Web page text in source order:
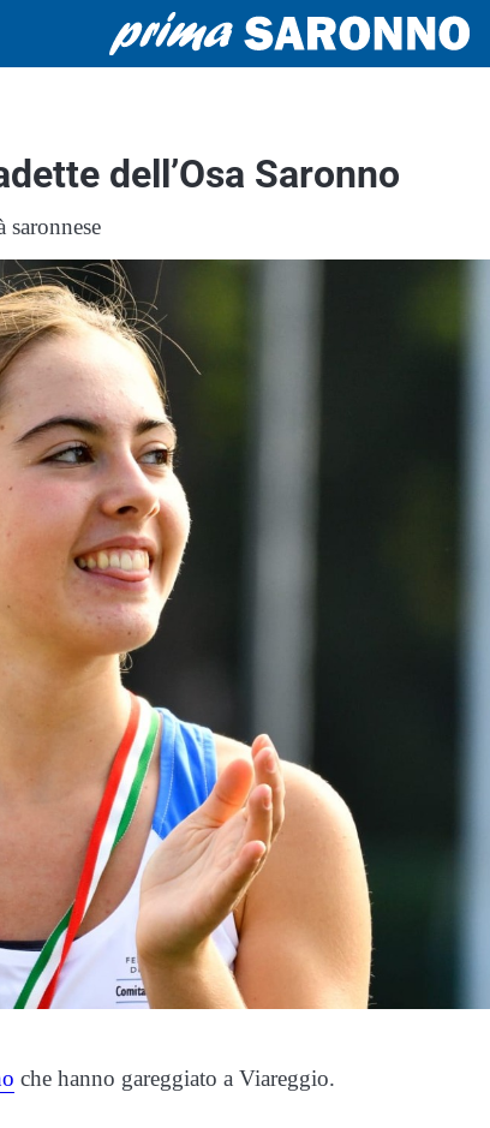
dell’Osa Saronno
saronnese
che hanno gareggiato a Viareggio.